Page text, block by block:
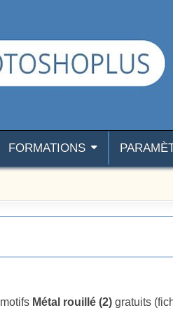
FORMATIONS
Métal rouillé (2) gratuits